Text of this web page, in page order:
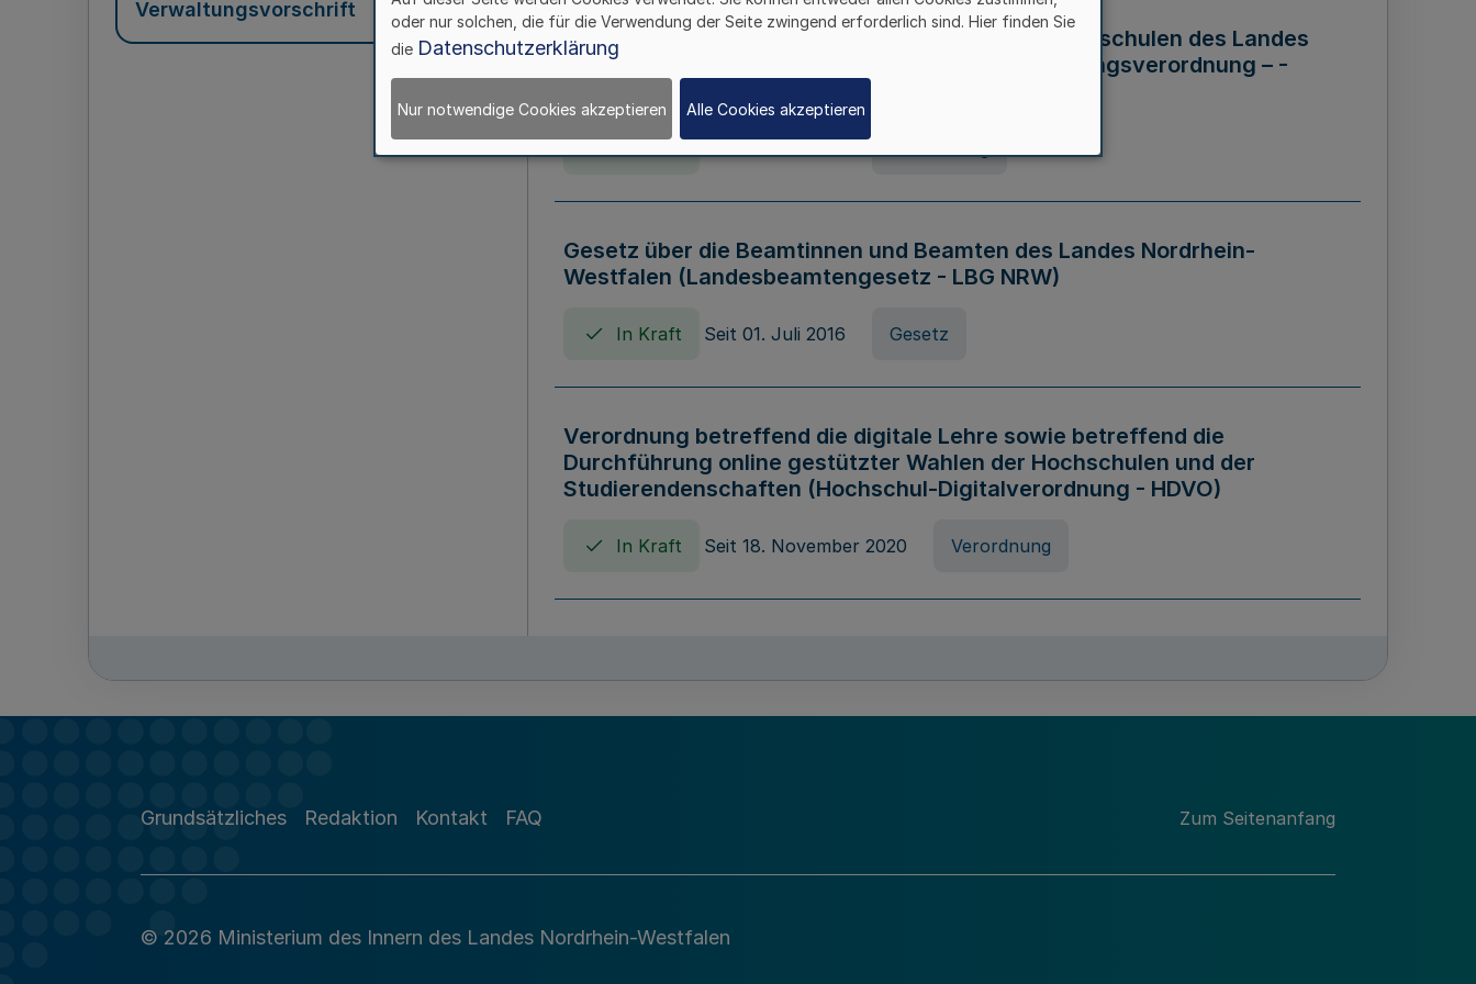
Verwaltungsvorschrift
Verordnung über die Wirtschaftsführung der Hochschulen des Landes
Nordrhein-Westfalen (Hochschulwirtschaftsführungsverordnung – -
Gesetz über die Beamtinnen und Beamten des Landes Nordrhein-
Westfalen (Landesbeamtengesetz - LBG NRW)
In Kraft Seit 01. Juli 2016 Gesetz
Verordnung betreffend die digitale Lehre sowie betreffend die
Durchführung online gestützter Wahlen der Hochschulen und der
Studierendenschaften (Hochschul-Digitalverordnung - HDVO)
In Kraft Seit 18. November 2020 Verordnung
(Hochschulabgabenverordnung - HAbg-VO)
Gesetz über die Kunsthochschulen des Landes Nordrhein-Westfalen
Grundsätzliches Redaktion Kontakt FAQ Zum Seitenanfang
© 2026 Ministerium des Innern des Landes Nordrhein-Westfalen
oder nur solchen, die für die Verwendung der Seite zwingend erforderlich sind. Hier finden Sie
die Datenschutzerklärung
Nur notwendige Cookies akzeptieren Alle Cookies akzeptieren